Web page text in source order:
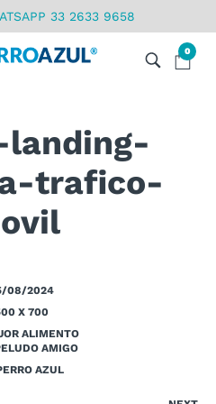
33 2633 9658
0
landing-
trafico-
08/2024
X 700
ALIMENTO
AMIGO
AZUL